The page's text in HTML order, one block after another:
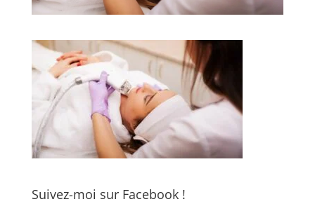
Suivez-moi sur Facebook !